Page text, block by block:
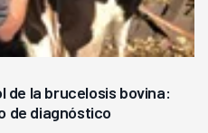
de la brucelosis bovina:
de diagnóstico